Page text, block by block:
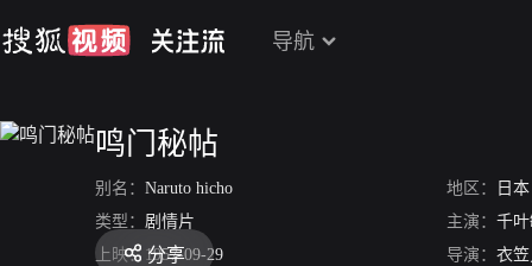
导航
鸣门秘帖
别名： Naruto hicho 地区：
日本
类型： 剧情片 主演： 千
上映： 1957-09-29 导演： 衣
分享